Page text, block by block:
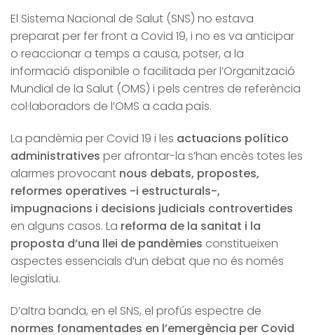
El Sistema Nacional de Salut (SNS) no estava
preparat per fer front a Covid 19, i no es va anticipar
o reaccionar a temps a causa, potser, a la
informació disponible o facilitada per l’Organització
Mundial de la Salut (OMS) i pels centres de referència
col·laboradors de l’OMS a cada país.
La pandèmia per Covid 19 i les actuacions político
administratives per afrontar-la s’han encès totes les
alarmes provocant nous debats, propostes,
reformes operatives -i estructurals-,
impugnacions i decisions judicials controvertides
en alguns casos. La reforma de la sanitat i la
proposta d’una llei de pandèmies constitueixen
aspectes essencials d’un debat que no és només
legislatiu.
D’altra banda, en el SNS, el profús espectre de
normes fonamentades en l’emergència per Covid